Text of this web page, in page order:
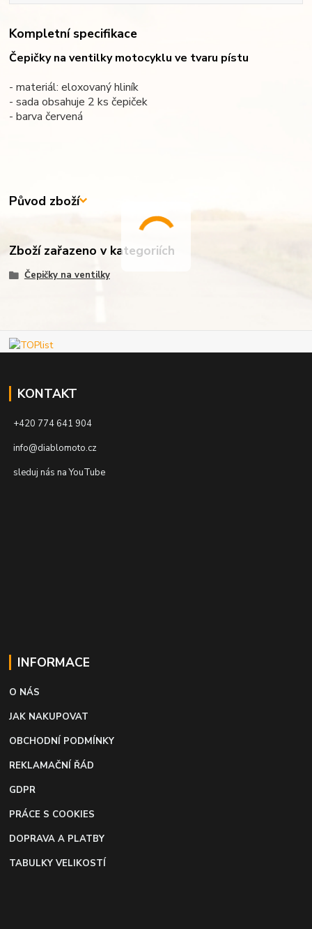
Kompletní specifikace
Čepičky na ventilky motocyklu ve tvaru pístu
- materiál: eloxovaný hliník
- sada obsahuje 2 ks čepiček
- barva červená
Původ zboží
Zboží zařazeno v kategoriích
Čepičky na ventilky
KONTAKT
+420 774 641 904
info@diablomoto.cz
sleduj nás na YouTube
INFORMACE
O NÁS
JAK NAKUPOVAT
OBCHODNÍ PODMÍNKY
REKLAMAČNÍ ŘÁD
GDPR
PRÁCE S COOKIES
DOPRAVA A PLATBY
TABULKY VELIKOSTÍ